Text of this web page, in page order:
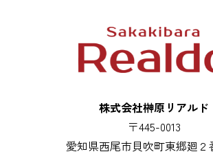
株式会社榊原リアルド
〒445-0013
愛知県西尾市貝吹町東郷廻２